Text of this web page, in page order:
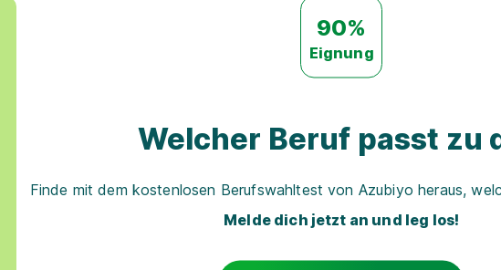
90%
Eignung
Welcher Beruf passt zu
Finde mit dem kostenlosen Berufswahltest von Azubiyo heraus,
Melde dich jetzt an und leg los!